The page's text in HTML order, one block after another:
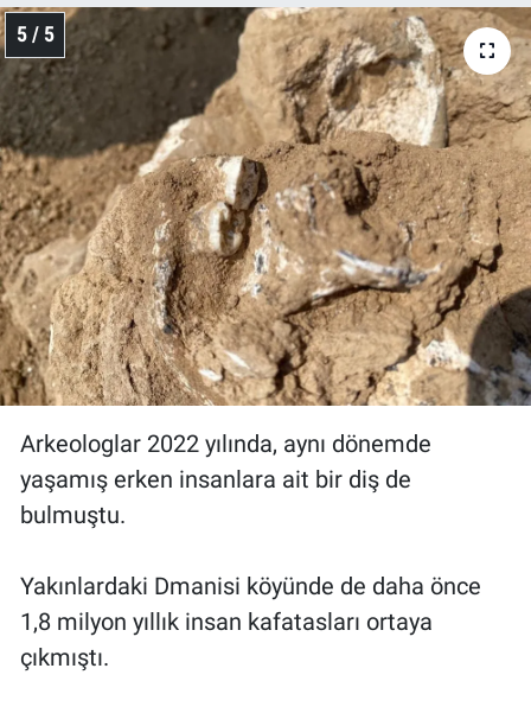
5 / 5
Arkeologlar 2022 yılında, aynı dönemde
yaşamış erken insanlara ait bir diş de
bulmuştu.
Yakınlardaki Dmanisi köyünde de daha önce
1,8 milyon yıllık insan kafatasları ortaya
çıkmıştı.